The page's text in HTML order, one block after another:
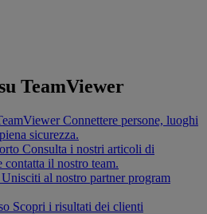
TeamViewer
Connettere persone, luoghi
sicurezza.
Consulta i nostri articoli di
contatta il nostro team.
Unisciti al nostro partner program
Scopri i risultati dei clienti